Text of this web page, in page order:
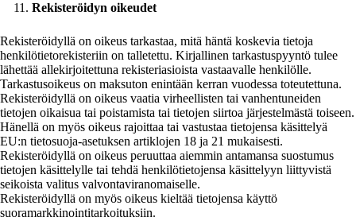
Rekisteröidyn oikeudet
Rekisteröidyllä on oikeus tarkastaa, mitä häntä koskevia tietoja
henkilötietorekisteriin on talletettu. Kirjallinen tarkastuspyyntö tulee
lähettää allekirjoitettuna rekisteriasioista vastaavalle henkilölle.
Tarkastusoikeus on maksuton enintään kerran vuodessa toteutettuna.
Rekisteröidyllä on oikeus vaatia virheellisten tai vanhentuneiden
tietojen oikaisua tai poistamista tai tietojen siirtoa järjestelmästä toiseen.
Hänellä on myös oikeus rajoittaa tai vastustaa tietojensa käsittelyä
EU:n tietosuoja-asetuksen artiklojen 18 ja 21 mukaisesti.
Rekisteröidyllä on oikeus peruuttaa aiemmin antamansa suostumus
tietojen käsittelylle tai tehdä henkilötietojensa käsittelyyn liittyvistä
seikoista valitus valvontaviranomaiselle.
Rekisteröidyllä on myös oikeus kieltää tietojensa käyttö
suoramarkkinointitarkoituksiin.